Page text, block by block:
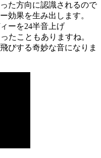
た方向に認識されるので
効果を生み出します。
ーを24半音上げ
たこともありますね。
びする奇妙な音になりま